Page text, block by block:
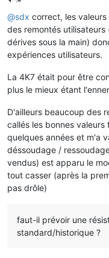
Offline
@sdx correct, les
des remontés
dérives sous la main)
expériences utilisateurs.
La 4K7 était pour être
plus le mieux étant
D'ailleurs beaucoup des
callés les bonnes
quelques années et m'a
déssoudage /
vendus) est apparu le
tout casser (après la
pas drôle)
faut-il prévoir une
standard/historique ?